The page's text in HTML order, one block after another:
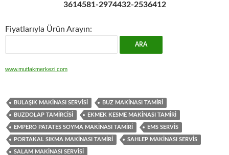
3614581-2974432-2536412
Fiyatlarıyla Ürün Arayın:
www.mutfakmerkezi.com
BULAŞIK MAKINASI SERVISI BUZ MAKINASI TAMIRI
BUZDOLAP TAMIRCISI EKMEK KESME MAKINASI TAMIRI
EMPERO PATATES SOYMA MAKINASI TAMIRI EMS SERVIS
PORTAKAL SIKMA MAKINASI TAMIRI SAHLEP MAKINASI SERVIS
SALAM MAKINASI SERVISI